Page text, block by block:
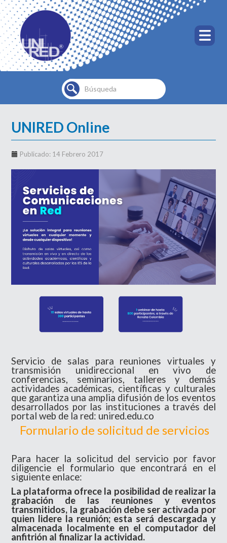
Buscar...
UNIRED Online
Publicado: 14 Febrero 2017
Servicio de salas para reuniones virtuales y
transmisión unidireccional en vivo de
conferencias, seminarios, talleres y demás
actividades académicas, científicas y culturales
que garantiza una amplia difusión de los eventos
desarrollados por las instituciones a través del
portal web de la red: unired.edu.co
Formulario de solicitud de servicios
Para hacer la solicitud del servicio por favor
diligencie el formulario que encontrará en el
siguiente enlace:
La plataforma ofrece la posibilidad de realizar la
grabación de las reuniones y eventos
transmitidos, la grabación debe ser activada por
quien lidere la reunión; esta será descargada y
almacenada localmente en el computador del
anfitrión al finalizar la actividad.